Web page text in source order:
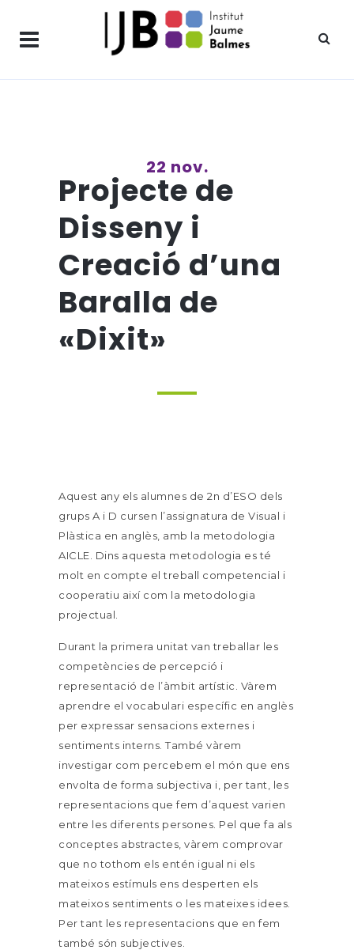
22 nov.
Projecte de
Disseny i
Creació d’una
Baralla de
«Dixit»
Aquest any els alumnes de 2n d’ESO dels
grups A i D cursen l’assignatura de Visual i
Plàstica en anglès, amb la metodologia
AICLE. Dins aquesta metodologia es té
molt en compte el treball competencial i
cooperatiu així com la metodologia
projectual.
Durant la primera unitat van treballar les
competències de percepció i
representació de l’àmbit artístic. Vàrem
aprendre el vocabulari específic en anglès
per expressar sensacions externes i
sentiments interns. També vàrem
investigar com percebem el món que ens
envolta de forma subjectiva i, per tant, les
representacions que fem d’aquest varien
entre les diferents persones. Pel que fa als
conceptes abstractes, vàrem comprovar
que no tothom els entén igual ni els
mateixos estímuls ens desperten els
mateixos sentiments o les mateixes idees.
Per tant les representacions que en fem
també són subjectives.